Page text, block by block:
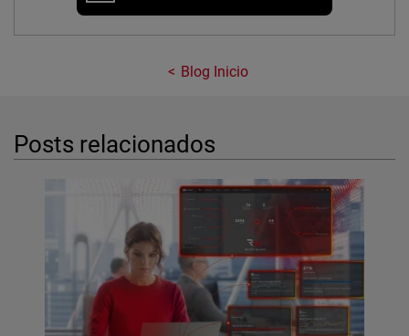
Blog Inicio
Posts relacionados